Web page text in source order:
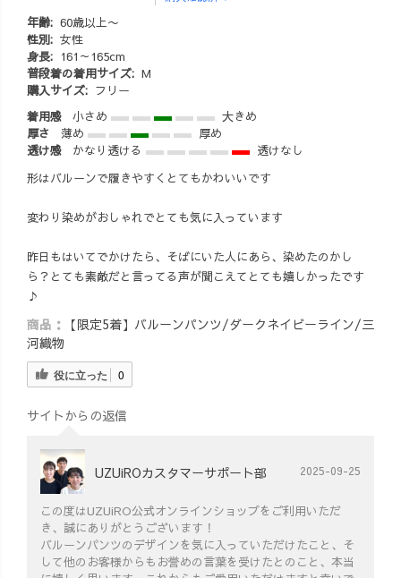
年齢: 60歳以上〜
性別: 女性
身長: 161～165cm
普段着の着用サイズ: M
購入サイズ: フリー
着用感
小さめ
大きめ
厚さ
薄め
厚め
透け感
かなり透ける
透けなし
形はバルーンで履きやすくとてもかわいいです
変わり染めがおしゃれでとても気に入っています
昨日もはいてでかけたら、そばにいた人にあら、染めたのかし
ら？とても素敵だと言ってる声が聞こえてとても嬉しかったです
♪
商品： 【限定5着】バルーンパンツ/ダークネイビーライン/三
河織物
役に立った 0
サイトからの返信
UZUiROカスタマーサポート部 2025-09-25
この度はUZUiRO公式オンラインショップをご利用いただ
き、誠にありがとうございます！
バルーンパンツのデザインを気に入っていただけたこと、そ
して他のお客様からもお誉めの言葉を受けたとのこと、本当